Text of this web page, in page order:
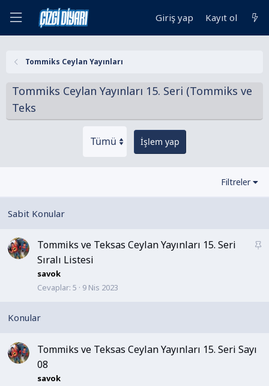
Giriş yap Kayıt ol
Tommiks Ceylan Yayınları
Tommiks Ceylan Yayınları 15. Seri (Tommiks ve
Teks
İşlem yap
Filtreler
S
Tommiks ve Teksas Ceylan Yayınları 15. Seri
Sıralı Listesi
savok
Cevaplar 5 9 Nis 2023
Tommiks ve Teksas Ceylan Yayınları 15. Seri Sayı
08
savok